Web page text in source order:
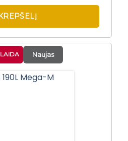
Naujas